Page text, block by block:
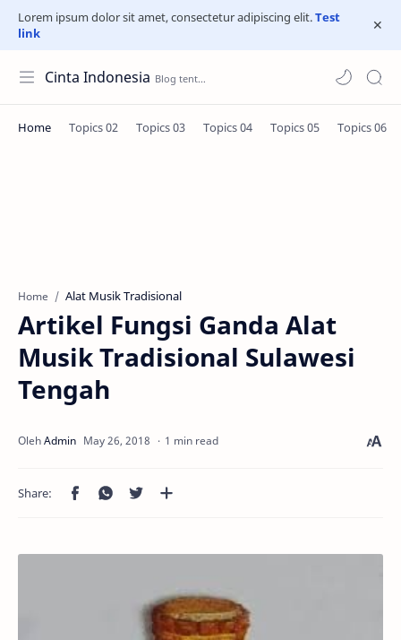
Lorem ipsum dolor sit amet, consectetur adipiscing elit.Test
link
Cinta Indonesia
Home Alat Musik Tradisional
Artikel Fungsi Ganda Alat
Musik Tradisional Sulawesi
Tengah
1 min read